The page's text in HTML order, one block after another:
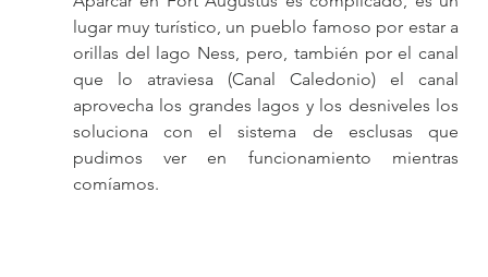
lugar muy turístico, un pueblo famoso por estar a
orillas del lago Ness, pero, también por el canal
que lo atraviesa (Canal Caledonio) el canal
aprovecha los grandes lagos y los desniveles los
soluciona con el sistema de esclusas que
pudimos ver en funcionamiento mientras
comíamos.